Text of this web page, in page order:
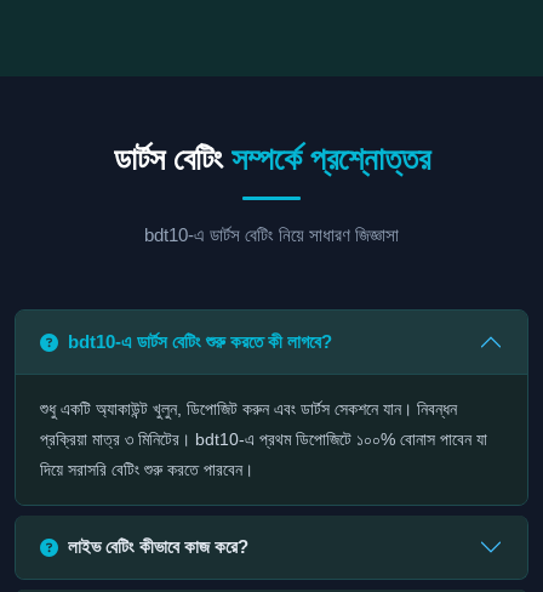
ডার্টস বেটিং সম্পর্কে প্রশ্নোত্তর
bdt10-এ ডার্টস বেটিং নিয়ে সাধারণ জিজ্ঞাসা
bdt10-এ ডার্টস বেটিং শুরু করতে কী লাগবে?
শুধু একটি অ্যাকাউন্ট খুলুন, ডিপোজিট করুন এবং ডার্টস সেকশনে যান। নিবন্ধন
প্রক্রিয়া মাত্র ৩ মিনিটের। bdt10-এ প্রথম ডিপোজিটে ১০০% বোনাস পাবেন যা
দিয়ে সরাসরি বেটিং শুরু করতে পারবেন।
লাইভ বেটিং কীভাবে কাজ করে?